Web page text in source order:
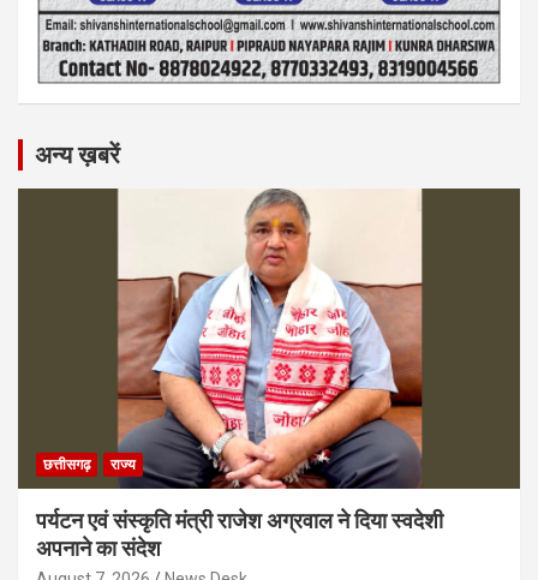
अन्य ख़बरें
छत्तीसगढ़ राज्य
पर्यटन एवं संस्कृति मंत्री राजेश अग्रवाल ने दिया स्वदेशी
अपनाने का संदेश